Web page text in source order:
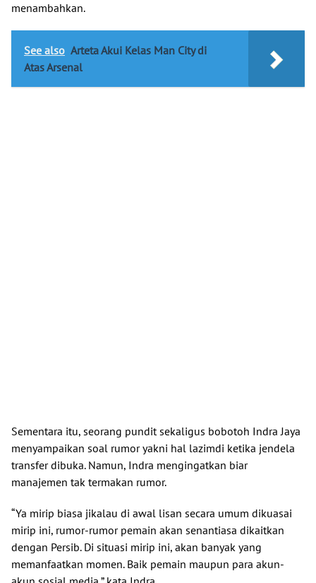
menambahkan.
See also Arteta Akui Kelas Man City di
Atas Arsenal
Sementara itu, seorang pundit sekaligus bobotoh Indra Jaya
menyampaikan soal rumor yakni hal lazimdi ketika jendela
transfer dibuka. Namun, Indra mengingatkan biar
manajemen tak termakan rumor.
“Ya mirip biasa jikalau di awal lisan secara umum dikuasai
mirip ini, rumor-rumor pemain akan senantiasa dikaitkan
dengan Persib. Di situasi mirip ini, akan banyak yang
memanfaatkan momen. Baik pemain maupun para akun-